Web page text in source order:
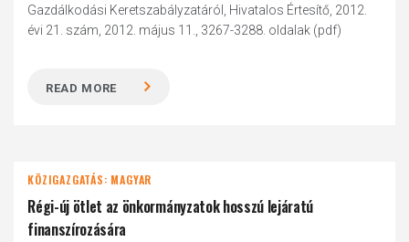
Gazdálkodási Keretszabályzatáról, Hivatalos Értesítő, 2012.
évi 21. szám, 2012. május 11., 3267-3288. oldalak (pdf)
READ MORE
KÖZIGAZGATÁS: MAGYAR
Régi-új ötlet az önkormányzatok hosszú lejáratú
finanszírozására